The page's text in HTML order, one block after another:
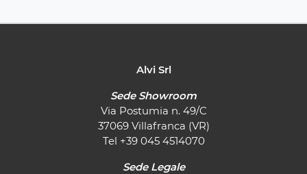
Alvi Srl
Sede Showroom
Via Postumia n. 49/C
37069 Villafranca (VR)
Tel +39 045 4514070
Sede Legale